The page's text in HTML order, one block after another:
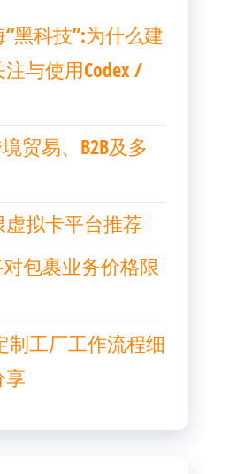
黑科技”:为什么建
与使用Codex /
贸易、B2B及多
拟卡平台推荐
对包裹业务价格限
制工厂工作流程细
享